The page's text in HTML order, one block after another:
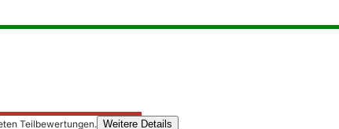
Teilbewertungen. Weitere Details